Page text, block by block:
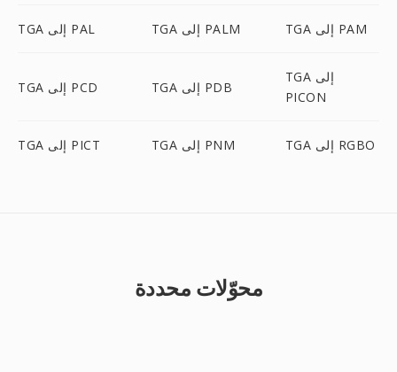
TGA إلى PAL TGA إلى PALM TGA إلى PAM
TGA إلى PCD TGA إلى PDB
TGA إلى
PICON
TGA إلى PICT TGA إلى PNM TGA إلى RGBO
محوّلات محددة